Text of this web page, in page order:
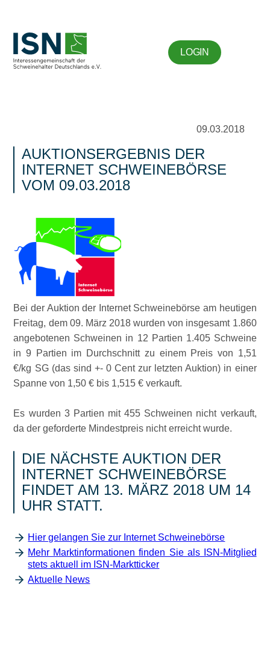
LOGIN
09.03.2018
AUKTIONSERGEBNIS DER
INTERNET SCHWEINEBÖRSE
VOM 09.03.2018
Bei der Auktion der Internet Schweinebörse am heutigen
Freitag, dem 09. März 2018 wurden von insgesamt 1.860
angebotenen Schweinen in 12 Partien 1.405 Schweine
in 9 Partien im Durchschnitt zu einem Preis von 1,51
€/kg SG (das sind +- 0 Cent zur letzten Auktion) in einer
Spanne von 1,50 € bis 1,515 € verkauft.
Es wurden 3 Partien mit 455 Schweinen nicht verkauft,
da der geforderte Mindestpreis nicht erreicht wurde.
DIE NÄCHSTE AUKTION DER
INTERNET SCHWEINEBÖRSE
FINDET AM 13. MÄRZ 2018 UM 14
UHR STATT.
Hier gelangen Sie zur Internet Schweinebörse
Mehr Marktinformationen finden Sie als ISN-Mitglied
stets aktuell im ISN-Marktticker
Aktuelle News